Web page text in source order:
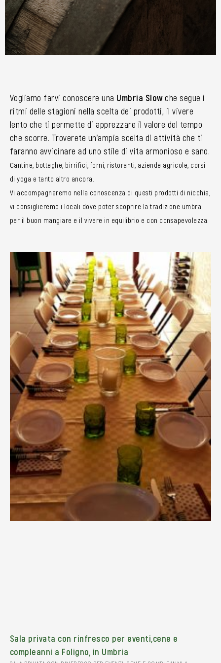
Vogliamo farvi conoscere una Umbria Slowche segue i
ritmi delle stagioni nella scelta dei prodotti, il vivere
lento che ti permette di apprezzare il valore del tempo
che scorre. Troverete un’ampia scelta di attività che ti
faranno avvicinare ad uno stile di vita armonioso e sano.
Cantine, botteghe, birrifici, forni, ristoranti, aziende agricole, corsi
di yoga e tanto altro ancora.
Vi accompagneremo nella conoscenza di questi prodotti di nicchia,
vi consiglieremo i locali dove poter scoprire la tradizione umbra
per il buon mangiare e il vivere in equilibrio e con consapevolezza.
Sala privata con rinfresco per eventi,cene e
compleanni a Foligno, in Umbria